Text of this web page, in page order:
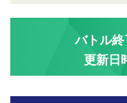
バトル終
更新日